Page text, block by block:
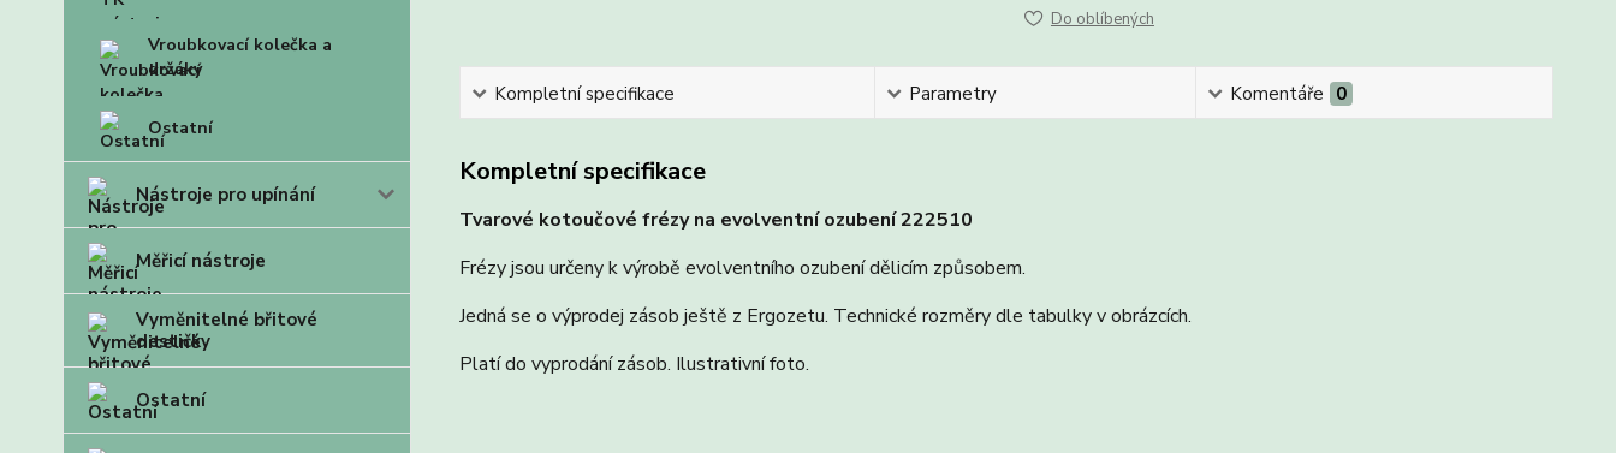
Vroubkovací kolečka a
držáky
Ostatní
Nástroje pro upínání
Měřicí nástroje
Vyměnitelné břitové
destičky
Ostatní
Do oblíbených
Kompletní specifikace Parametry Komentáře 0
Kompletní specifikace
Tvarové kotoučové frézy na evolventní ozubení 222510
Frézy jsou určeny k výrobě evolventního ozubení dělicím způsobem.
Jedná se o výprodej zásob ještě z Ergozetu. Technické rozměry dle tabulky v obrázcích.
Platí do vyprodání zásob. Ilustrativní foto.